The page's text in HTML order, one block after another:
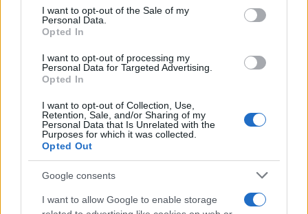
consent section.
I want to opt-out of the Sale of my
Personal Data.
Opted In
I want to opt-out of processing my
Personal Data for Targeted Advertising.
Opted In
I want to opt-out of Collection, Use,
Retention, Sale, and/or Sharing of my
Personal Data that Is Unrelated with the
Purposes for which it was collected.
Opted Out
Google consents
I want to allow Google to enable storage
Με 40άρια κορυφώνεται το κύμα ζέστης -
Ποιες περιοχές βρίσκονται στο επίκεντρο
και μέχρι πότε θα κρατήσουν τα μελτέμια
«Ψήνονται» στα 40άρια δυτική και βόρεια
Ελλάδα – Ενισχυμένα μελτέμια έως 8
μποφόρ στο Αιγαίο μέχρι
Ο Γιώργος Κούτσιας έκανε ντεμπούτο με
γκολ για τη Φαμαλικάο στην Πορτογαλία
Ίση με 6 βόμβες Χιροσίμα η ενέργεια που
απελευθερώθηκε από τη mega fire σε
Αττική και Βοιωτία - Πώς κάηκε μέσα σε 2